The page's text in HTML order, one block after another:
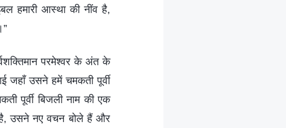
हमारी आस्था की नींव है,
परमेश्वर के अंत के
जहाँ उसने हमें चमकती पूर्वी
पूर्वी बिजली नाम की एक
है, उसने नए वचन बोले हैं और